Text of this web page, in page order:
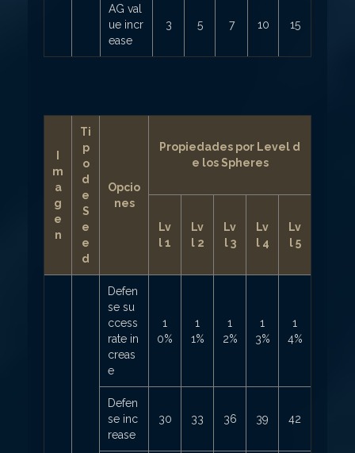
AG val
ue incr
ease
3 5 7 10 15
m
a
g
e
n
Ti
p
o
d
e
S
e
e
d
Opcio
nes
Propiedades por Level d
e los Spheres
Lv
l 1
Lv
l 2
Lv
l 3
Lv
l 4
Lv
l 5
Defen
se su
ccess
rate in
creas
e
1
0%
1
1%
1
2%
1
3%
1
4%
Defen
se inc
rease
30 33 36 39 42